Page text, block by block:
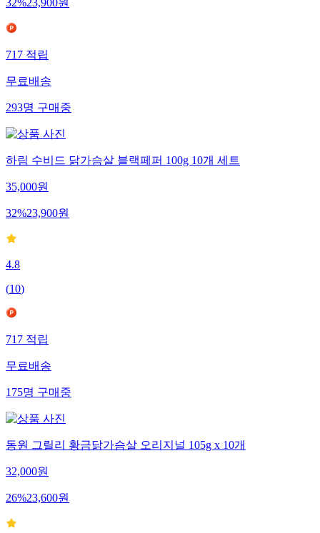
32%23,900원
717적립
무료배송
293명구매중
하림 수비드 닭가슴살 블랙페퍼 100g 10개 세트
35,000원
32%23,900원
4.8
(10)
717적립
무료배송
175명구매중
동원 그릴리 황금닭가슴살 오리지널 105g x 10개
32,000원
26%23,600원